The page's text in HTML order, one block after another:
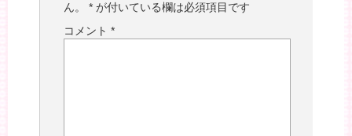
ん。
* が付いている欄は必須項目です
コメント *